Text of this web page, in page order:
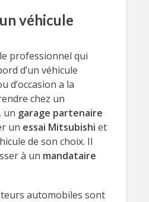
véhicule
professionnel qui
d’un véhicule
d’occasion a la
chez un
, un garage partenaire
un essai Mitsubishi et
de son choix. Il
à un mandataire
automobiles sont